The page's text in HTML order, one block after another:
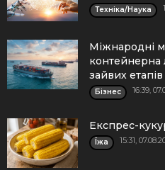
Техніка/Наука
Міжнародні
контейнерна
зайвих етапів
Бізнес 16:39,
Експрес-
Їжа 15:31,